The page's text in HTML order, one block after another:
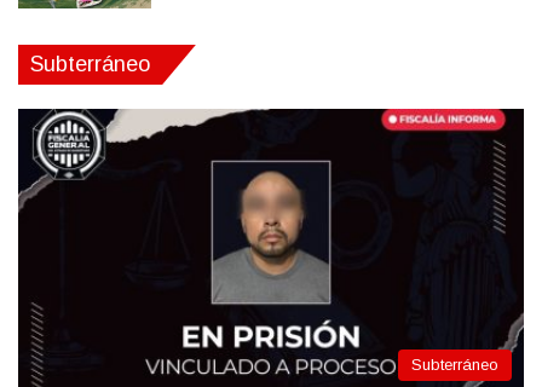
Subterráneo
Subterráneo